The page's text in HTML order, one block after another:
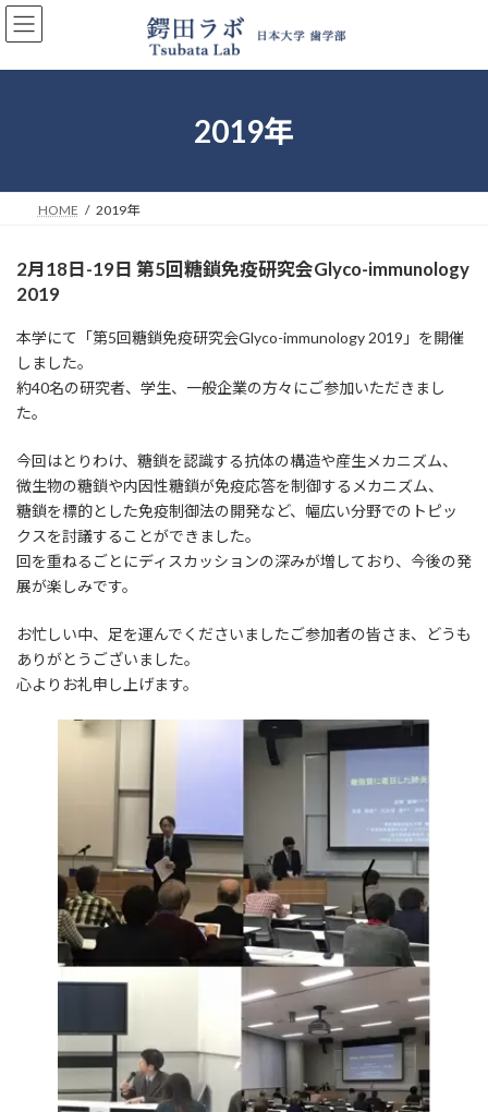
コ
ン
ン
ナ
ビ
ー
2019年
HOME 2019年
2月18日-19日 第5回糖鎖免疫研究会Glyco-immunology
2019
本学にて「第5回糖鎖免疫研究会Glyco-immunology 2019」を開催
しました。
約40名の研究者、学生、一般企業の方々にご参加いただきまし
た。
今回はとりわけ、糖鎖を認識する抗体の構造や産生メカニズム、
微生物の糖鎖や内因性糖鎖が免疫応答を制御するメカニズム、
糖鎖を標的とした免疫制御法の開発など、幅広い分野でのトピッ
クスを討議することができました。
回を重ねるごとにディスカッションの深みが増しており、今後の発
展が楽しみです。
お忙しい中、足を運んでくださいましたご参加者の皆さま、どうも
ありがとうございました。
心よりお礼申し上げます。